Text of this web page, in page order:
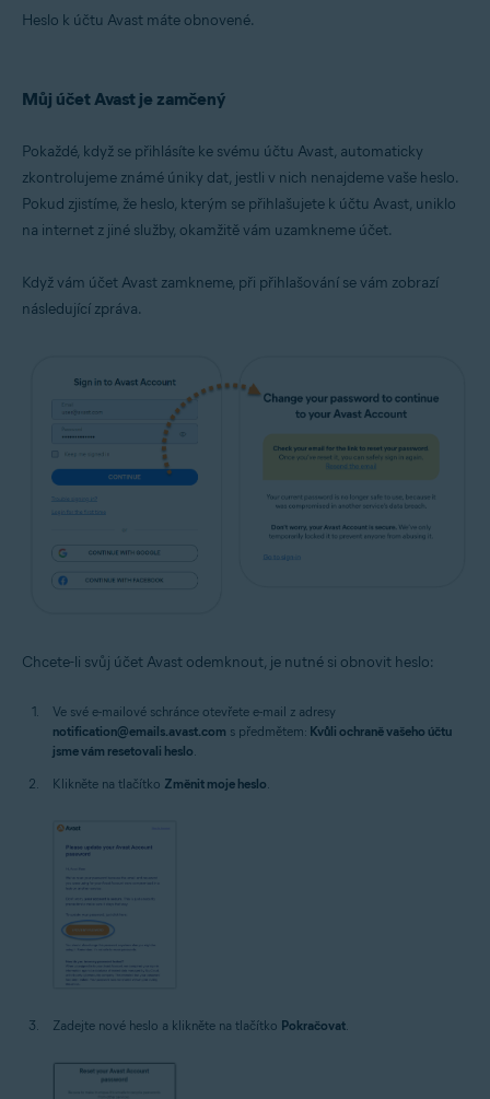
Heslo k účtu Avast máte obnovené.
Můj účet Avast je zamčený
Pokaždé, když se přihlásíte ke svému účtu Avast, automaticky
zkontrolujeme známé úniky dat, jestli v nich nenajdeme vaše heslo.
Pokud zjistíme, že heslo, kterým se přihlašujete k účtu Avast, uniklo
na internet z jiné služby, okamžitě vám uzamkneme účet.
Když vám účet Avast zamkneme, při přihlašování se vám zobrazí
následující zpráva.
Chcete-li svůj účet Avast odemknout, je nutné si obnovit heslo:
Ve své e-mailové schránce otevřete e-mail z adresy
notification@emails.avast.com s předmětem: Kvůli ochraně vašeho účtu
jsme vám resetovali heslo
Klikněte na tlačítko Změnit moje heslo
Zadejte nové heslo a klikněte na tlačítko Pokračovat.